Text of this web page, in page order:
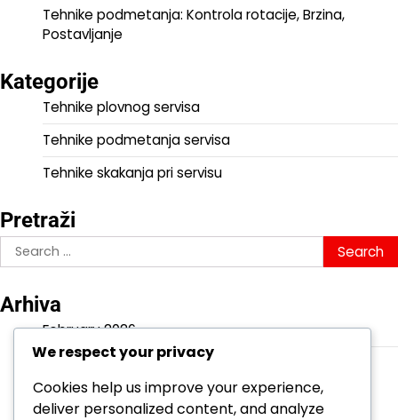
Tehnike podmetanja: Kontrola rotacije, Brzina,
Postavljanje
Kategorije
Tehnike plovnog servisa
Tehnike podmetanja servisa
Tehnike skakanja pri servisu
Pretraži
Search
for:
Arhiva
February 2026
January 2026
We respect your privacy
Cookies help us improve your experience,
deliver personalized content, and analyze